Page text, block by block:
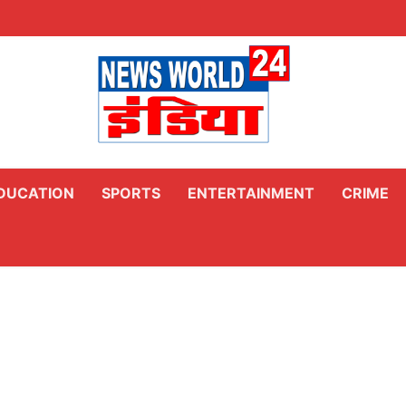
SPORTS ENTERTAINMENT CRIME